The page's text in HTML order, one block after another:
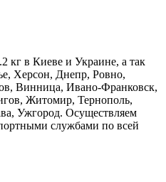
кг в Киеве и Украине, а так
Херсон, Днепр, Ровно,
Винница, Ивано-Франковск,
Житомир, Тернополь,
Ужгород. Осуществляем
службами по всей